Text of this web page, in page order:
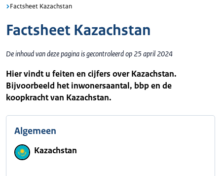
Factsheet Kazachstan
Factsheet Kazachstan
De inhoud van deze pagina is gecontroleerd op 25 april 2024
Hier vindt u feiten en cijfers over Kazachstan.
Bijvoorbeeld het inwonersaantal, bbp en de
koopkracht van Kazachstan.
Algemeen
Kazachstan